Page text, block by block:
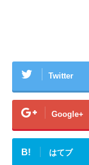
Twitter
Google+
B! はてブ